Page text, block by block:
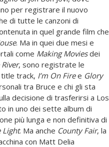
per registrare il nuovo
di tutte le canzoni di
in quel grande film che
. Ma in quei due mesi e
come Making Moviesdei
River, sono registrate le
track, I’m On Firee Glory
tra Bruce e chi gli sta
decisione di trasferirsi a Los
in uno dei sette album di
più lunga e non definitiva di
Light. Ma anche County Fair, la
con Matt Delia